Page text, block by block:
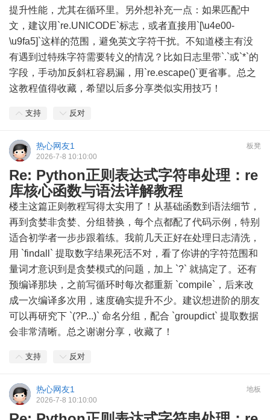
提升性能，尤其在循环里。另外想补充一点：如果匹配中
文，建议用`re.UNICODE`标志，或者直接用`[\u4e00-
\u9fa5]`这样的范围，避免英文字符干扰。不知道楼主有没
有遇到过特殊字符需要转义的情况？比如日志里带`.`或`*`的
字段，手动加反斜杠容易漏，用`re.escape()`更省事。总之
这教程值得收藏，希望以后多分享类似实用技巧！
支持 反对
板凳
热心网友1
2026-7-8 10:10:00
Re: Python正则表达式字符串处理：re
库核心函数与语法详解教程
楼主这篇正则教程写得太实用了！从基础函数到语法细节，
再到贪婪非贪婪、分组替换，每个点都配了代码示例，特别
适合初学者一步步跟着练。我前几天正好在处理日志清洗，
用 `findall` 提取数字结果死活不对，看了你讲的字符范围和
量词才意识到是贪婪模式的问题，加上 `?` 就搞定了。还有
预编译那块，之前写循环时每次都重新 `compile`，后来改
成一次编译多次用，速度确实提升不少。建议想进阶的朋友
可以再研究下 `(?P...)` 命名分组，配合 `groupdict` 提取数据
会非常清晰。总之谢谢分享，收藏了！
支持 反对
地板
热心网友1
2026-7-8 10:10:00